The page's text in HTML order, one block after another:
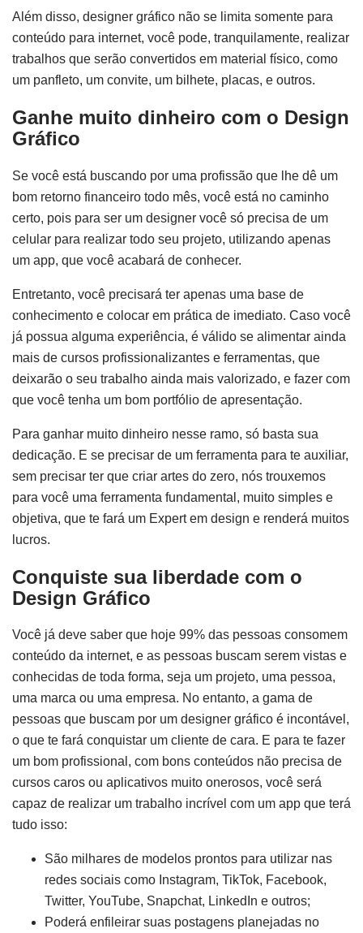
Além disso, designer gráfico não se limita somente para
conteúdo para internet, você pode, tranquilamente, realizar
trabalhos que serão convertidos em material físico, como
um panfleto, um convite, um bilhete, placas, e outros.
Ganhe muito dinheiro com o Design
Gráfico
Se você está buscando por uma profissão que lhe dê um
bom retorno financeiro todo mês, você está no caminho
certo, pois para ser um designer você só precisa de um
celular para realizar todo seu projeto, utilizando apenas
um app, que você acabará de conhecer.
Entretanto, você precisará ter apenas uma base de
conhecimento e colocar em prática de imediato. Caso você
já possua alguma experiência, é válido se alimentar ainda
mais de cursos profissionalizantes e ferramentas, que
deixarão o seu trabalho ainda mais valorizado, e fazer com
que você tenha um bom portfólio de apresentação.
Para ganhar muito dinheiro nesse ramo, só basta sua
dedicação. E se precisar de um ferramenta para te auxiliar,
sem precisar ter que criar artes do zero, nós trouxemos
para você uma ferramenta fundamental, muito simples e
objetiva, que te fará um Expert em design e renderá muitos
lucros.
Conquiste sua liberdade com o
Design Gráfico
Você já deve saber que hoje 99% das pessoas consomem
conteúdo da internet, e as pessoas buscam serem vistas e
conhecidas de toda forma, seja um projeto, uma pessoa,
uma marca ou uma empresa. No entanto, a gama de
pessoas que buscam por um designer gráfico é incontável,
o que te fará conquistar um cliente de cara. E para te fazer
um bom profissional, com bons conteúdos não precisa de
cursos caros ou aplicativos muito onerosos, você será
capaz de realizar um trabalho incrível com um app que terá
tudo isso:
São milhares de modelos prontos para utilizar nas
redes sociais como Instagram, TikTok, Facebook,
Twitter, YouTube, Snapchat, LinkedIn e outros;
Poderá enfileirar suas postagens planejadas no